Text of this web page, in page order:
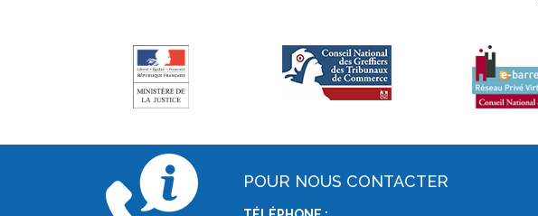
POUR NOUS CONTACTER